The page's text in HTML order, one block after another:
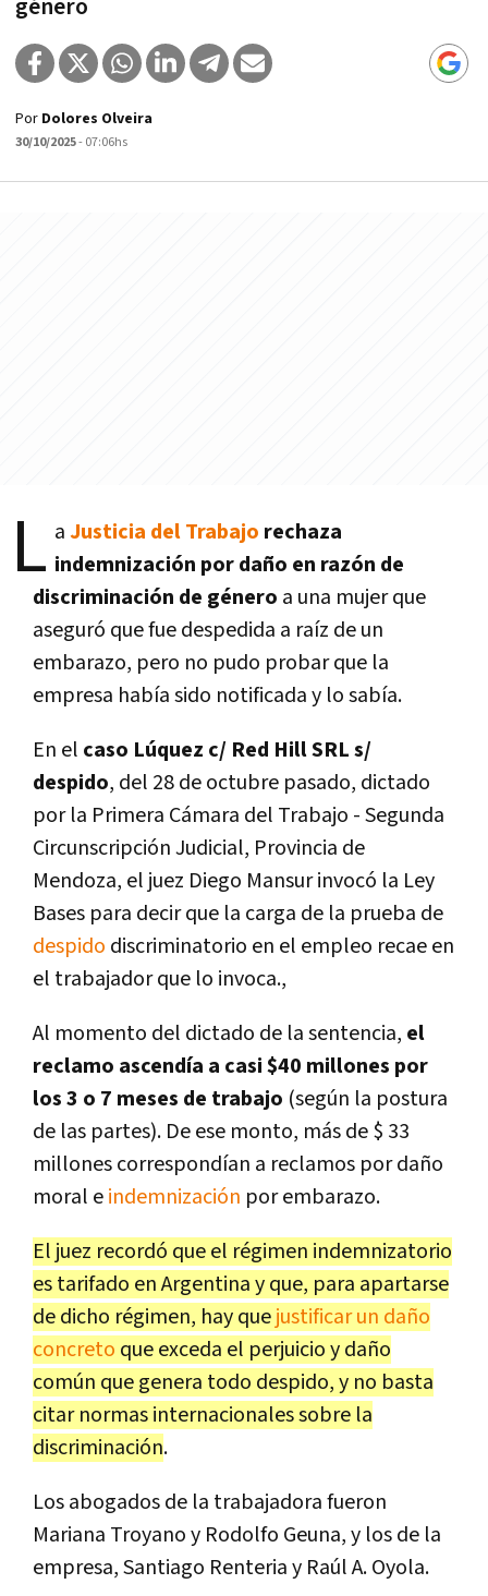
género
Por Dolores Olveira
30/10/2025- 07:06hs
L aJusticia del Trabajo rechaza
indemnización por daño en razón de
discriminación de género a una mujer que
aseguró que fue despedida a raíz de un
embarazo, pero no pudo probar que la
empresa había sido notificada y lo sabía.
En el caso Lúquez c/ Red Hill SRL s/
despido, del 28 de octubre pasado, dictado
por la Primera Cámara del Trabajo - Segunda
Circunscripción Judicial, Provincia de
Mendoza, el juez Diego Mansur invocó la Ley
Bases para decir que la carga de la prueba de
despido discriminatorio en el empleo recae en
el trabajador que lo invoca.,
Al momento del dictado de la sentencia, el
reclamo ascendía a casi $40 millones por
los 3 o 7 meses de trabajo (según la postura
de las partes). De ese monto, más de $ 33
millones correspondían a reclamos por daño
moral eindemnización por embarazo.
El juez recordó que el régimen indemnizatorio
es tarifado en Argentina y que, para apartarse
de dicho régimen, hay quejustificar un daño
concreto que exceda el perjuicio y daño
común que genera todo despido, y no basta
citar normas internacionales sobre la
discriminación.
Los abogados de la trabajadora fueron
Mariana Troyano y Rodolfo Geuna, y los de la
empresa, Santiago Renteria y Raúl A. Oyola.